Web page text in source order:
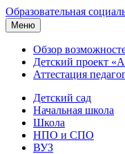
Образовательная
Меню
Обзор
Детский проект
Аттестация
Детский сад
Начальная школа
Школа
НПО и СПО
ВУЗ